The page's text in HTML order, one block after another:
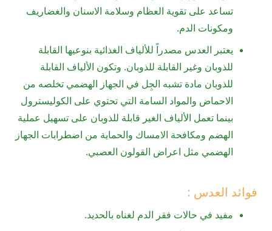
تساعد على تقوية العظام وسلامة الاسنان والغضاريف
ومكونات الدم.
يعتبر العدس مصدراً للألياف الغذائية بنوعيها القابلة
للذوبان وغير القابلة للذوبان. وتكون الألياف القابلة
للذوبان مادة تشبه الجِل في الجهاز الهضمي تخلصه من
الاحماض والمواد السامة التي تحتوي على الكوليسترول
بينما تعمل الألياف الغير قابلة للذوبان على تسهيل عملية
الهضم ومكافحة الامساك والحماية من اضطرابات الجهاز
الهضمي مثل اعراض القولون العصبي.
فوائد العدس :
مفيد في حالات فقر الدم لغناه بالحديد.